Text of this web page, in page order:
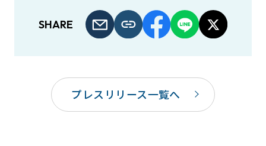
SHARE
プレスリリース一覧へ